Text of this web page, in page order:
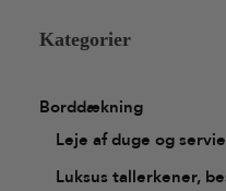
Kategorier
Borddækning
Leje af duge og
Luksus tallerkener,